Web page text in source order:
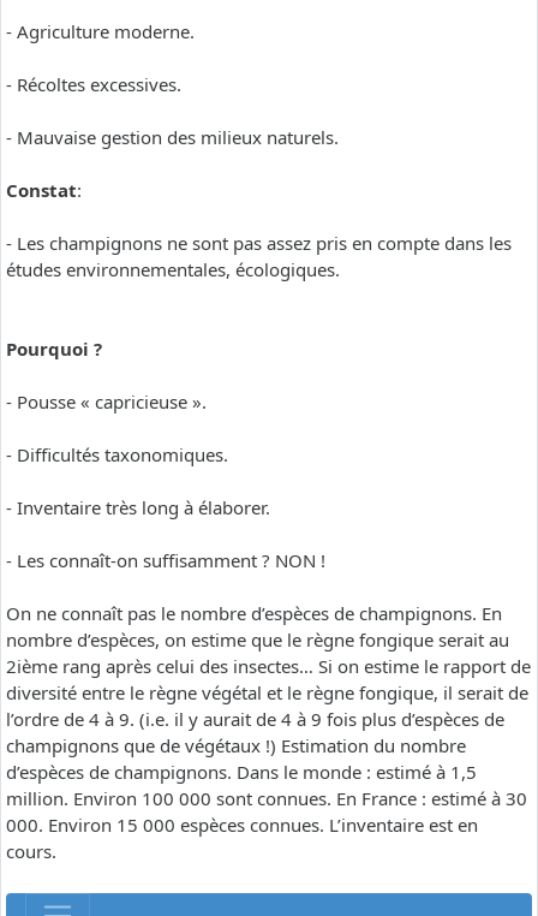
- Agriculture moderne.
- Récoltes excessives.
- Mauvaise gestion des milieux naturels.
Constat:
- Les champignons ne sont pas assez pris en compte dans les
études environnementales, écologiques.
Pourquoi ?
- Pousse « capricieuse ».
- Difficultés taxonomiques.
- Inventaire très long à élaborer.
- Les connaît-on suffisamment ? NON !
On ne connaît pas le nombre d’espèces de champignons. En
nombre d’espèces, on estime que le règne fongique serait au
2ième rang après celui des insectes… Si on estime le rapport de
diversité entre le règne végétal et le règne fongique, il serait de
l’ordre de 4 à 9. (i.e. il y aurait de 4 à 9 fois plus d’espèces de
champignons que de végétaux !) Estimation du nombre
d’espèces de champignons. Dans le monde : estimé à 1,5
million. Environ 100 000 sont connues. En France : estimé à 30
000. Environ 15 000 espèces connues. L’inventaire est en
cours.